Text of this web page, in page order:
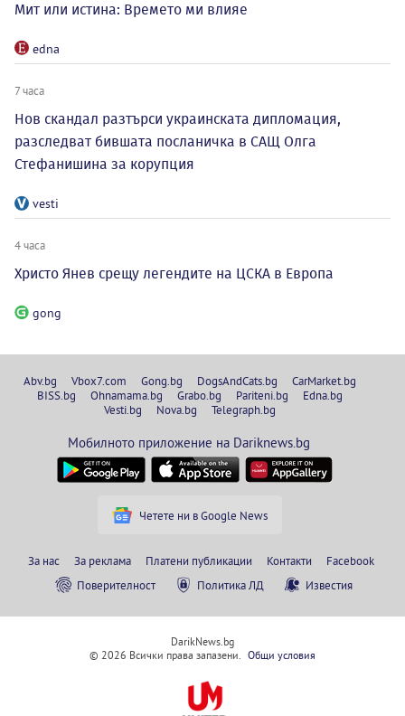
Мит или истина: Времето ми влияе
edna
7 часа
Нов скандал разтърси украинската дипломация,
разследват бившата посланичка в САЩ Олга
Стефанишина за корупция
vesti
4 часа
Христо Янев срещу легендите на ЦСКА в Европа
gong
Abv.bg Vbox7.com Gong.bg DogsAndCats.bg
CarMarket.bg
BISS.bg
Ohnamama.bg Grabo.bg Pariteni.bg
Edna.bg
Vesti.bg
Nova.bg Telegraph.bg
Мобилното приложение на Dariknews.bg
Четете ни в Google News
За нас За реклама Платени публикации Контакти
Facebook
Поверителност
Политика ЛД Известия
DarikNews.bg
© 2026 Всички права запазени. Общи условия